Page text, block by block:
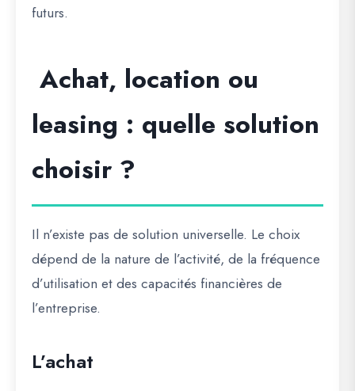
futurs.
Achat, location ou
leasing : quelle solution
choisir ?
Il n’existe pas de solution universelle. Le choix
dépend de la nature de l’activité, de la fréquence
d’utilisation et des capacités financières de
l’entreprise.
L’achat